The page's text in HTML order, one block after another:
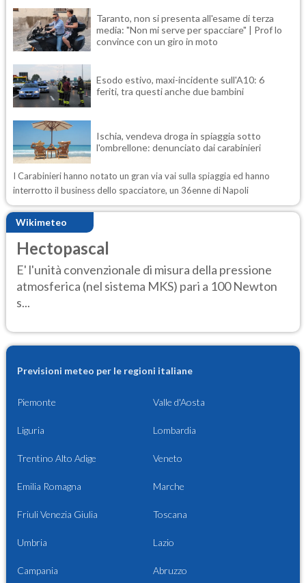
Taranto, non si presenta all'esame di terza
media: "Non mi serve per spacciare" | Prof lo
convince con un giro in moto
Esodo estivo, maxi-incidente sull'A10: 6
feriti, tra questi anche due bambini
Ischia, vendeva droga in spiaggia sotto
l'ombrellone: denunciato dai carabinieri
I Carabinieri hanno notato un gran via vai sulla spiaggia ed hanno
interrotto il business dello spacciatore, un 36enne di Napoli
Wikimeteo
Hectopascal
E' l'unità convenzionale di misura della pressione
atmosferica (nel sistema MKS) pari a 100 Newton
s...
Previsioni meteo per le regioni italiane
Piemonte Valle d'Aosta
Liguria Lombardia
Trentino Alto Adige Veneto
Emilia Romagna Marche
Friuli Venezia Giulia Toscana
Umbria Lazio
Campania Abruzzo